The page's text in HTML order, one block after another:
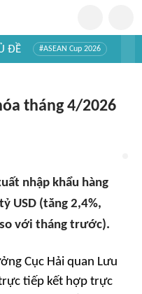
ĐỀ #ASEAN Cup 2026
tháng 4/2026
nhập khẩu hàng
USD (tăng 2,4%,
với tháng trước).
Cục Hải quan Lưu
tiếp kết hợp trực